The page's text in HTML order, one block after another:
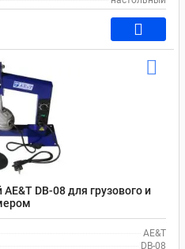
DB-08 для грузового и
AE&T
DB-08